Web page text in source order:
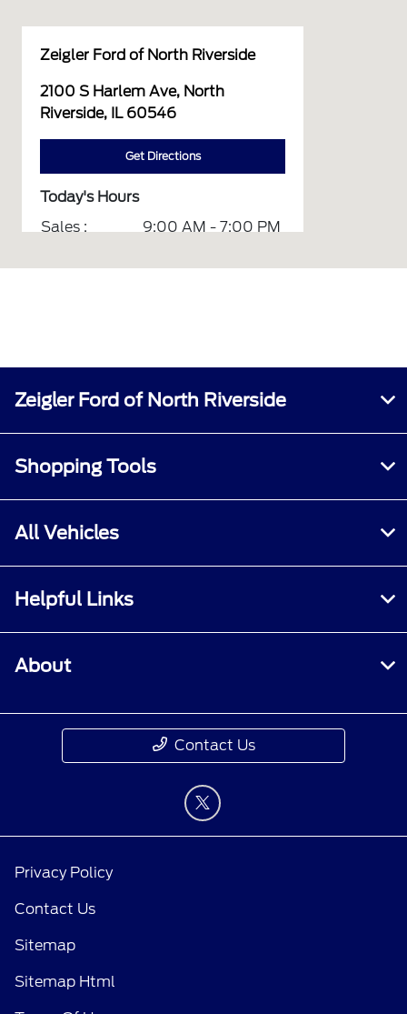
Zeigler Ford of North Riverside
2100 S Harlem Ave, North
Riverside, IL 60546
Get Directions
Today's Hours
Sales :
9:00 AM - 7:00 PM
Zeigler Ford of North Riverside
Shopping Tools
All Vehicles
Helpful Links
About
Contact Us
Privacy Policy
Contact Us
Sitemap
Sitemap Html